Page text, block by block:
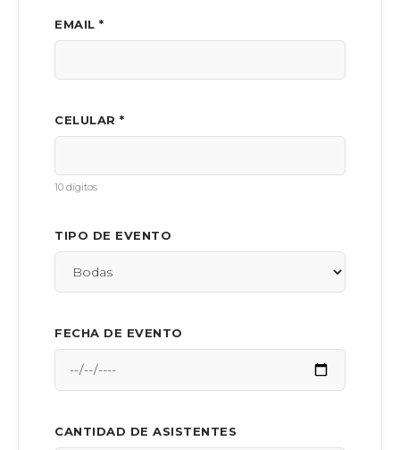
EMAIL *
CELULAR *
10 dígitos
TIPO DE EVENTO
FECHA DE EVENTO
CANTIDAD DE ASISTENTES